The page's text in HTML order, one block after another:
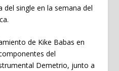
del single en la semana del
de Kike Babas en
del
Demetrio, junto a